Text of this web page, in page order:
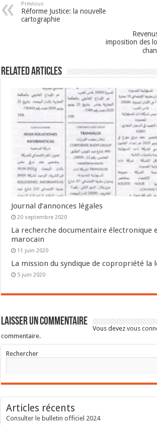
Previous
Réforme Justice: la nouvelle
cartographie
imposition des
Related Articles
Journal d’annonces légales
20 septembre 2020
La recherche documentaire électronique
marocain
11 juin 2020
La mission du syndique de copropriété la
5 juin 2020
Laisser un commentaire
Vous devezvous
commentaire.
Rechercher
Articles récents
Consulter le bulletin officiel 2024